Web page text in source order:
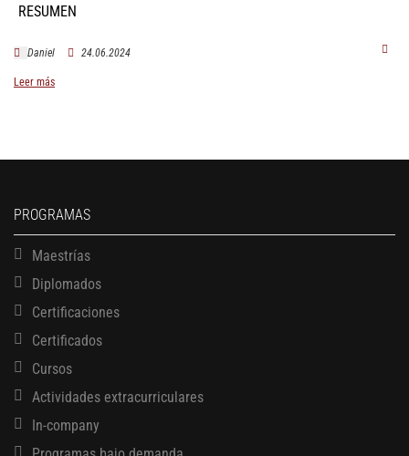
RESUMEN
Daniel 24.06.2024
Leer más
PROGRAMAS
Maestrías
Diplomados
Certificaciones
Certificados
Cursos
Actividades extracurriculares
In-company